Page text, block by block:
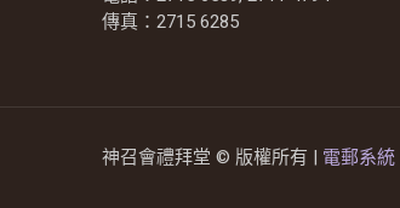
傳真：2715 6285
神召會禮拜堂 © 版權所有 | 電郵系統